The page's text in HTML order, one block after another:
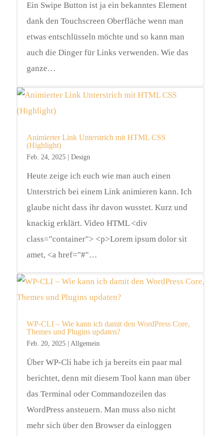
Ein Swipe Button ist ja ein bekanntes Element
dank den Touchscreen Oberfläche wenn man
etwas entschlüsseln möchte und so kann man
auch die Dinger für Links verwenden. Wie das
ganze…
Animierter Link Unterstrich mit HTML CSS
(Highlight)
Feb. 24, 2025| Design
Heute zeige ich euch wie man auch einen
Unterstrich bei einem Link animieren kann. Ich
glaube nicht dass ihr davon wusstet. Kurz und
knackig erklärt. Video HTML <div
class="container"> <p>Lorem ipsum dolor sit
amet, <a href="#"…
WP-CLI – Wie kann ich damit den WordPress Core,
Themes und Plugins updaten?
Feb. 20, 2025| Allgemein
Über WP-Cli habe ich ja bereits ein paar mal
berichtet, denn mit diesem Tool kann man über
das Terminal oder Commandozeilen das
WordPress ansteuern. Man muss also nicht
mehr sich über den Browser da einloggen